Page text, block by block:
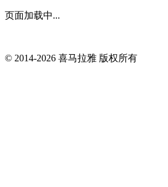
页面加载中...
© 2014-2026 喜马拉雅 版权所有